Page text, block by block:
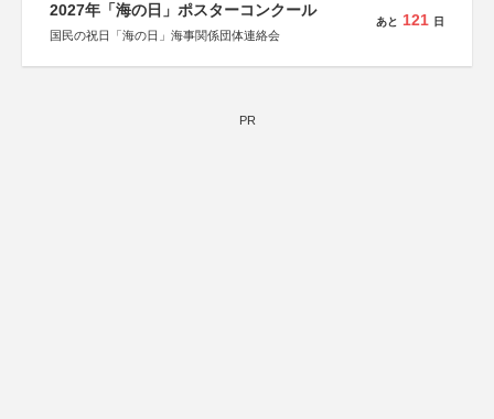
2027年「海の日」ポスターコンクール
国民の祝日「海の日」海事関係団体連絡会
あと 121 日
PR